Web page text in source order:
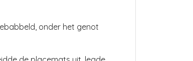
onder het genot